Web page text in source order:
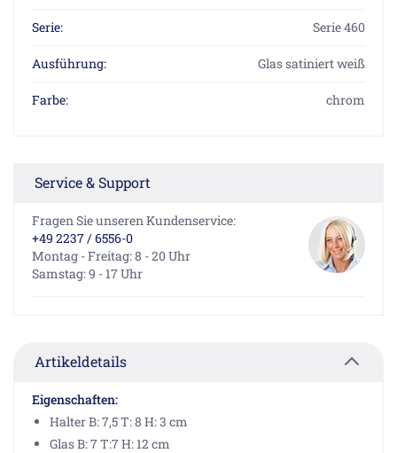
Serie: Serie 460
Ausführung: Glas satiniert weiß
Farbe: chrom
Service & Support
Fragen Sie unseren Kundenservice:
+49 2237 / 6556-0
Montag - Freitag: 8 - 20 Uhr
Samstag: 9 - 17 Uhr
Artikeldetails
Eigenschaften:
Halter B: 7,5 T: 8 H: 3 cm
Glas B: 7 T:7 H: 12 cm